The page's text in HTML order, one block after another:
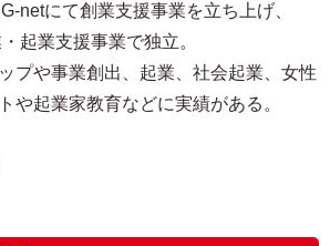
netにて創業支援事業を立ち上げ、
起業支援事業で独立。
プや事業創出、起業、社会起業、女性
や起業家教育などに実績がある。